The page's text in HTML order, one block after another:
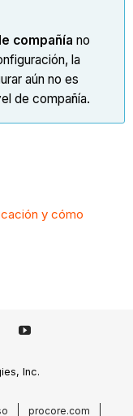
compañía no
la
aún no es
de compañía.
y cómo
Inc.
procore.com